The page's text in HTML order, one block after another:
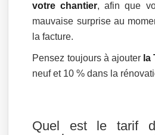
votre chantier, afin que
mauvaise surprise au
la facture.
Pensez toujours à ajouter la
neuf et 10 % dans la
Quel est le tarif